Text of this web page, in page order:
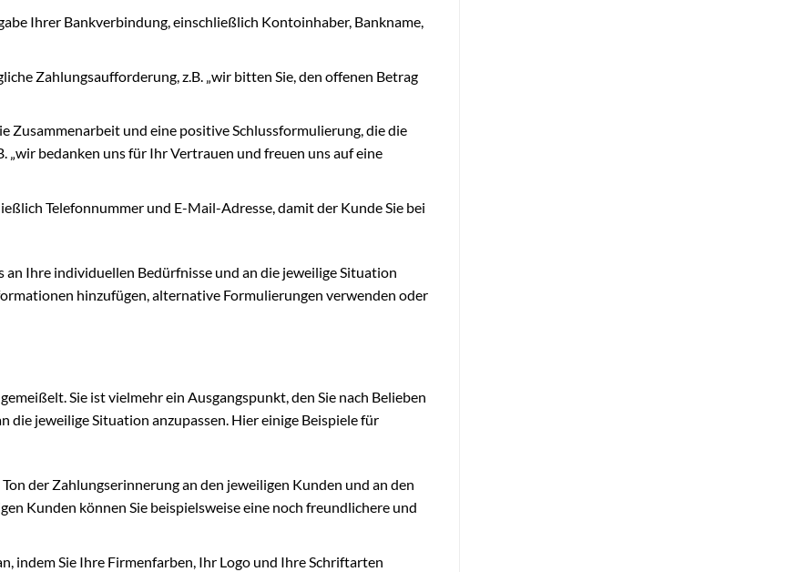
Ihrer Bankverbindung, einschließlich Kontoinhaber, Bankname,
Zahlungsaufforderung, z.B. „wir bitten Sie, den offenen Betrag
Zusammenarbeit und eine positive Schlussformulierung, die die
bedanken uns für Ihr Vertrauen und freuen uns auf eine
Telefonnummer und E-Mail-Adresse, damit der Kunde Sie bei
an Ihre individuellen Bedürfnisse und an die jeweilige Situation
hinzufügen, alternative Formulierungen verwenden oder
Sie ist vielmehr ein Ausgangspunkt, den Sie nach Belieben
die jeweilige Situation anzupassen. Hier einige Beispiele für
der Zahlungserinnerung an den jeweiligen Kunden und an den
Kunden können Sie beispielsweise eine noch freundlichere und
indem Sie Ihre Firmenfarben, Ihr Logo und Ihre Schriftarten